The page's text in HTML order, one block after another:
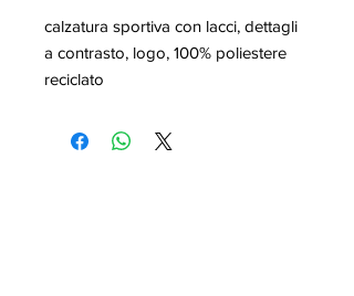
calzatura sportiva con lacci, dettagli
a contrasto, logo, 100% poliestere
reciclato